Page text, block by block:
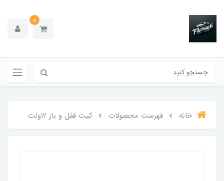
0
خانه فهرست محصولات کیت قفل و باز ۱۲ولت